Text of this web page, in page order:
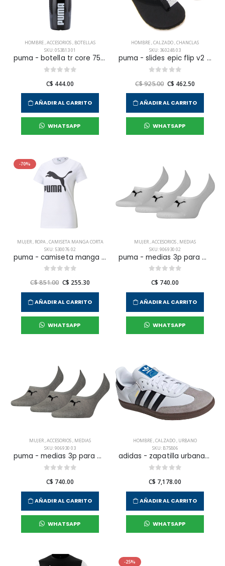
HOMBRE,ACCESORIOS, BOTELLAS
SKU: 053813 01
puma - botella tr core 750 ml para hombre
C$ 444.00
AÑADIR AL CARRITO
WHATSAPP
HOMBRE,CALZADO,CHANCLAS
SKU: 360248 03
puma - slides epic flip v2 para hombre
C$ 925.00 C$ 462.50
AÑADIR AL CARRITO
WHATSAPP
-70%
MUJER, ROPA,CAMISETA MANGA CORTA
SKU: 530076 02
puma - camiseta manga corta classics logo para hombre mujer
C$ 851.00 C$ 255.30
AÑADIR AL CARRITO
WHATSAPP
MUJER,ACCESORIOS, MEDIAS
SKU: 906930 02
puma - medias 3p para mujer
C$ 740.00
AÑADIR AL CARRITO
WHATSAPP
MUJER,ACCESORIOS, MEDIAS
SKU: 906930 03
puma - medias 3p para mujer
C$ 740.00
AÑADIR AL CARRITO
WHATSAPP
HOMBRE,CALZADO, URBANO
SKU: B75806
adidas - zapatilla urbana samba og para hombre
C$ 7,178.00
AÑADIR AL CARRITO
WHATSAPP
-25%